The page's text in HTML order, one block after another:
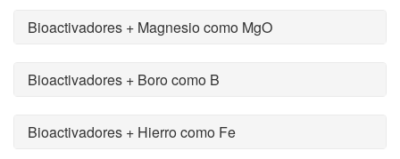
Bioactivadores + Magnesio como MgO
Bioactivadores + Boro como B
Bioactivadores + Hierro como Fe